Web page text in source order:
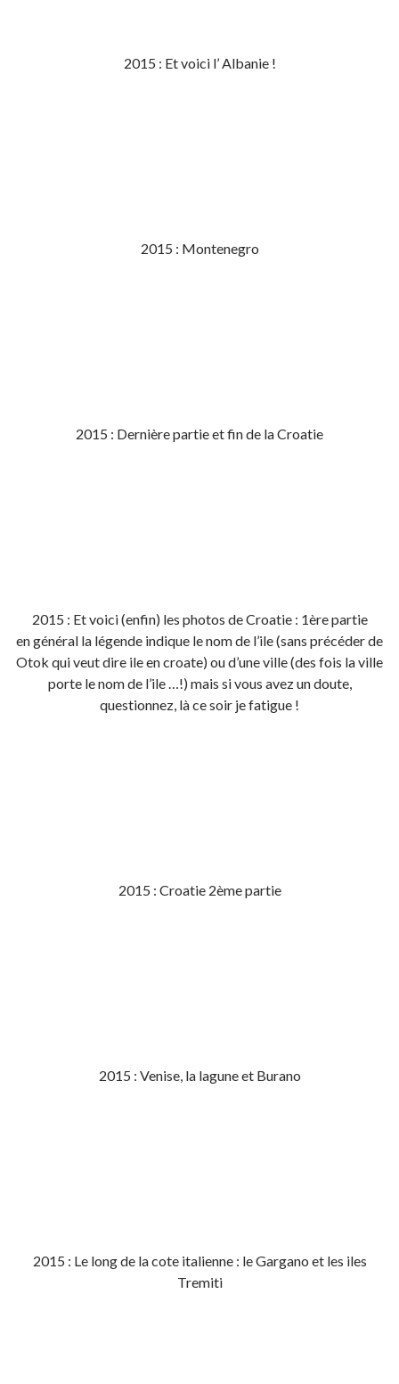
2015 : Et voici l’ Albanie !
2015 : Montenegro
2015 : Dernière partie et fin de la Croatie
2015 : Et voici (enfin) les photos de Croatie : 1ère partie
en général la légende indique le nom de l’ile (sans précéder de
Otok qui veut dire ile en croate) ou d’une ville (des fois la ville
porte le nom de l’ile …!) mais si vous avez un doute,
questionnez, là ce soir je fatigue !
2015 : Croatie 2ème partie
2015 : Venise, la lagune et Burano
2015 : Le long de la cote italienne : le Gargano et les iles
Tremiti